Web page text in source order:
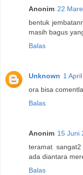
Anonim 22
bentuk
masih bagus
Balas
Unknown 1
ora bisa
Balas
Anonim 15 Juni
teramat
ada diantara
Balas